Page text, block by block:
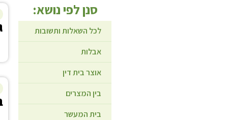
סנן לפי נושא:
לכל השאלות ותשובות
אבלות
אוצר בית דין
בין המצרים
בית המעשר